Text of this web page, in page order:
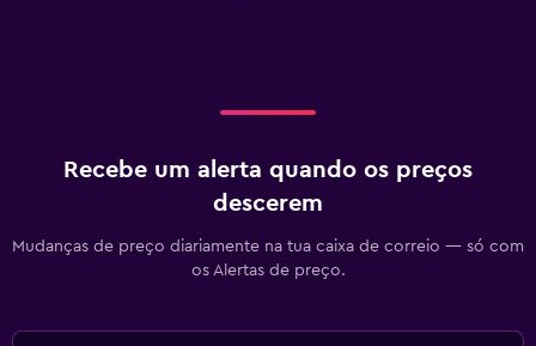
Recebe um alerta quando os preços
descerem
Mudanças de preço diariamente na tua caixa de correio — só com
os Alertas de preço.